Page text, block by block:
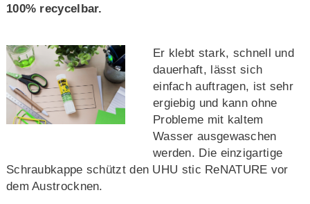
100% recycelbar.
Er klebt stark, schnell und
dauerhaft, lässt sich
einfach auftragen, ist sehr
ergiebig und kann ohne
Probleme mit kaltem
Wasser ausgewaschen
werden. Die einzigartige
Schraubkappe schützt den UHU stic ReNATURE vor
dem Austrocknen.